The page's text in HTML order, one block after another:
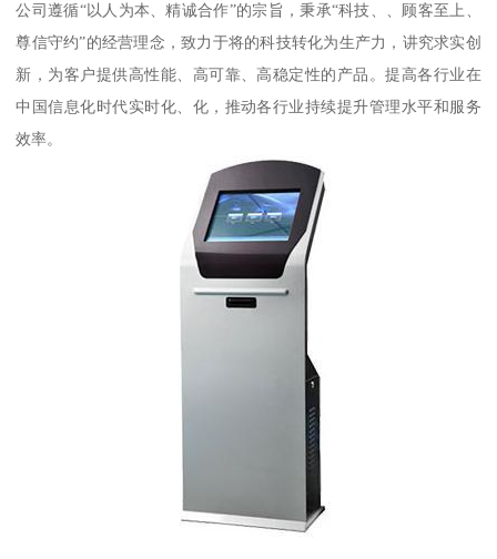
公司遵循“以人为本、精诚合作”的宗旨，秉承“科技、、顾客至上、
尊信守约”的经营理念，致力于将的科技转化为生产力，讲究求实创
新，为客户提供高性能、高可靠、高稳定性的产品。提高各行业在
中国信息化时代实时化、化，推动各行业持续提升管理水平和服务
效率。